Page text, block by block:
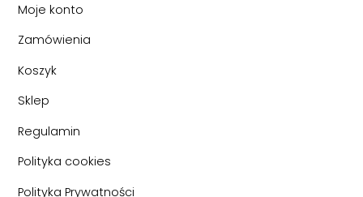
Moje konto
Zamówienia
Koszyk
Sklep
Regulamin
Polityka cookies
Polityka Prywatności